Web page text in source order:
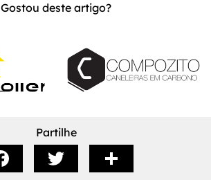
Gostou deste artigo?
Partilhe